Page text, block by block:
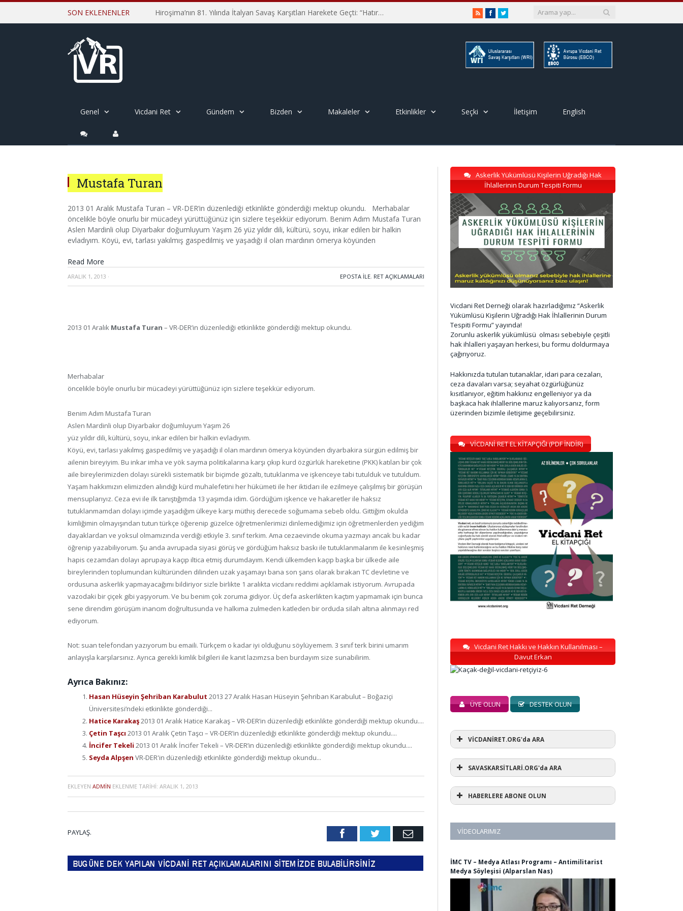
SON EKLENENLER Hiroşima’nın 81. Yılında İtalyan Savaş Karşıtları Harekete Geçti: “Hatırlamak yeterli değil” RSSFacebookTwitter
Genel Vicdani Ret Gündem Bizden Makaleler Etkinlikler Seçki İletişim English
Mustafa Turan
2013 01 Aralık Mustafa Turan – VR-DER’in düzenlediği etkinlikte gönderdiği mektup okundu. Merhabalar
öncelikle böyle onurlu bir mücadeyi yürüttüğünüz için sizlere teşekkür ediyorum. Benim Adım Mustafa Turan
Aslen Mardinli olup Diyarbakır doğumluyum Yaşım 26 yüz yıldır dili, kültürü, soyu, inkar edilen bir halkin
evladıyım. Köyü, evi, tarlası yakılmış gaspedilmiş ve yaşadığı il olan mardının ömerya köyünden
Read More
ARALIK 1, 2013 · EPOSTA ILE, RET AÇIKLAMALARI
2013 01 Aralık Mustafa Turan – VR-DER’in düzenlediği etkinlikte gönderdiği mektup okundu.
Merhabalar
öncelikle böyle onurlu bir mücadeyi yürüttüğünüz için sizlere teşekkür ediyorum.
Benim Adım Mustafa Turan
Aslen Mardinli olup Diyarbakır doğumluyum Yaşım 26
yüz yıldır dili, kültürü, soyu, inkar edilen bir halkin evladıyım.
Köyü, evi, tarlası yakılmış gaspedilmiş ve yaşadığı il olan mardının ömerya köyünden diyarbakira sürgün edilmiş bir
ailenin bireyiyim. Bu inkar imha ve yök sayma politikalarına karşı çıkıp kurd özgürlük hareketine (PKK) katılan bir çok
aile bireylerimizden dolayı sürekli sistematik bir biçimde gözaltı, tutuklanma ve işkenceye tabi tutulduk ve tutuldum.
Yaşam hakkımızın elimizden alındığı kürd muhalefetini her hükümeti ile her iktidarı ile ezilmeye çalışılmış bir görüşün
mensuplarıyız. Ceza evi ile ilk tanıştığımda 13 yaşımda idim. Gördüğüm işkence ve hakaretler ile haksız
tutuklanmamdan dolayı içimde yaşadığım ülkeye karşı müthiş derecede soğumama sebeb oldu. Gittiğim okulda
kimliğimin olmayışından tutun türkçe öğerenip güzelce öğretmenlerimizi dinlemediğimiz için öğretmenlerden yediğim
dayaklardan ve yoksul olmamızında verdiği etkiyle 3. sınıf terkim. Ama cezaevinde okuma yazmayı ancak bu kadar
öğrenip yazabiliyorum. Şu anda avrupada siyasi görüş ve gördüğüm haksız baskı ile tutuklanmalarım ile kesinleşmiş
hapis cezamdan dolayı aprupaya kaçıp iltica etmiş durumdayım. Kendi ülkemden kaçıp başka bir ülkede aile
bireylerinden toplumundan kültüründen dilinden uzak yaşamayı bana son şans olarak bırakan TC devletine ve
ordusuna askerlik yapmayacağımı bildiriyor sizle birlikte 1 aralıkta vicdanı reddimi açıklamak istiyorum. Avrupada
vazodaki bir çiçek gibi yaşıyorum. Ve bu benim çok zoruma gidiyor. Üç defa askerlikten kaçtım yapmamak için bunca
sene direndim görüşüm inancım doğrultusunda ve halkıma zulmeden katleden bir orduda silah altına alınmayı red
ediyorum.
Not: suan telefondan yazıyorum bu emaili. Türkçem o kadar iyi olduğunu söylüyemem. 3 sınıf terk birini umarım
anlayışla karşılarsınız. Ayrıca gerekli kimlik bilgileri ile kanıt lazımzsa ben burdayım size sunabilirim.
Ayrıca Bakınız:
Hasan Hüseyin Şehriban Karabulut 2013 27 Aralık Hasan Hüseyin Şehriban Karabulut – Boğaziçi
Üniversitesi’ndeki etkinlikte gönderdiği...
Hatice Karakaş2013 01 Aralık Hatice Karakaş – VR-DER’in düzenlediği etkinlikte gönderdiği mektup okundu....
Çetin Taşcı 2013 01 Aralık Çetin Taşcı – VR-DER’in düzenlediği etkinlikte gönderdiği mektup okundu....
İncifer Tekeli 2013 01 Aralık İncifer Tekeli – VR-DER’in düzenlediği etkinlikte gönderdiği mektup okundu....
Seyda Alpşen VR-DER'in düzenlediği etkinlikte gönderdiği mektup okundu...
EKLEYEN ADMIN EKLENME TARIHI: ARALIK 1, 2013
PAYLAŞ. FacebookTwitter Email
Askerlik Yükümlüsü Kişilerin Uğradığı Hak
İhlallerinin Durum Tespiti Formu
Vicdani Ret Derneği olarak hazırladığımız “Askerlik
Yükümlüsü Kişilerin Uğradığı Hak İhlallerinin Durum
Tespiti Formu” yayında!
Zorunlu askerlik yükümlüsü olması sebebiyle çeşitli
hak ihlalleri yaşayan herkesi, bu formu doldurmaya
çağırıyoruz.
Hakkınızda tutulan tutanaklar, idari para cezaları,
ceza davaları varsa; seyahat özgürlüğünüz
kısıtlanıyor, eğitim hakkınız engelleniyor ya da
başkaca hak ihlallerine maruz kalıyorsanız, form
üzerinden bizimle iletişime geçebilirsiniz.
VİCDANİ RET EL KİTAPÇIĞI (PDF İNDİR)
Vicdani Ret Hakkı ve Hakkın Kullanılması –
Davut Erkan
ÜYE OLUN DESTEK OLUN
VİCDANİRET.ORG'da ARA
SAVASKARSİTLARİ.ORG'da ARA
HABERLERE ABONE OLUN
VIDEOLARIMIZ
İMC TV – Medya Atlası Programı – Antimilitarist
Medya Söyleşisi (Alparslan Nas)